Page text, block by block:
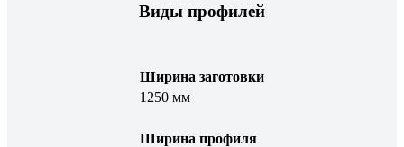
Виды профилей
Ширина заготовки
1250 мм
Ширина профиля